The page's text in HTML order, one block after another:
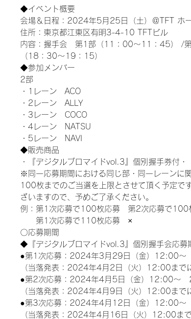
◆イベント概要
会場＆日程：2024年5月25日（土）＠TFT ホ
住所：東京都江東区有明3-4-10 TFTビル
内容：握手会　第1部（11：00～11：45）
（18：30～19：15）
◆参加メンバー
2部
・1レーン　ACO
・2レーン　ALLY
・3レーン　COCO
・4レーン　NATSU
・5レーン　NAVI
◆販売商品
・『デジタルブロマイドvol.3』個別握手券付
※同一応募期間における同じ部・同一レーンに
100枚までのご当選を上限とさせて頂く予定で
ざいますので、予めご了承ください。
例：第1次応募で100枚応募　第2次応募で
第1次応募で110枚応募　×
〇応募期間
◆『デジタルブロマイドvol.3』個別握手会応募
●第1次応募：2024年3月29日（金）12:00
（当落発表：2024年4月2日（火）12:00まで
●第2次応募：2024年4月5日（金）12:00～
（当落発表：2024年4月9日（火）12:00まで
●第3次応募：2024年4月12日（金）12:00
（当落発表：2024年4月16日（火）12:00まで